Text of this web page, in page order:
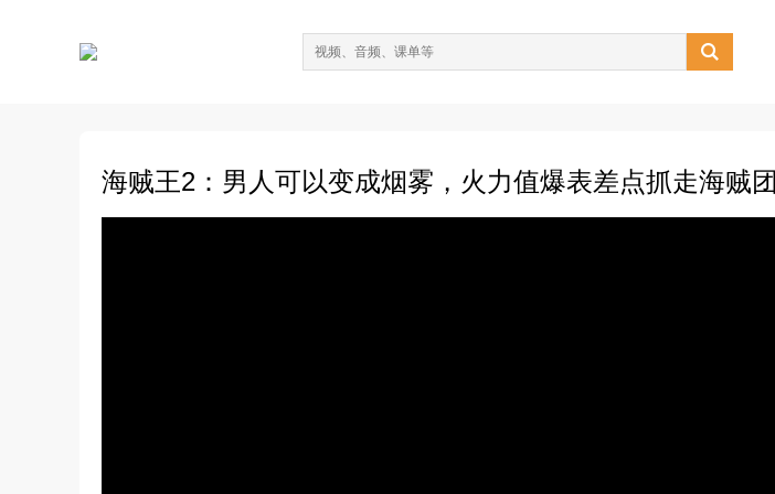

海贼王2：男人可以变成烟雾，火力值爆表差点抓走海贼团